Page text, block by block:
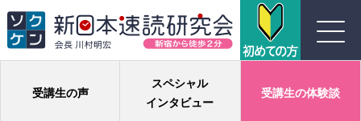
川村式ジョイント速読とは
受講生の声
スペシャル
インタビュー
受講生の体験談